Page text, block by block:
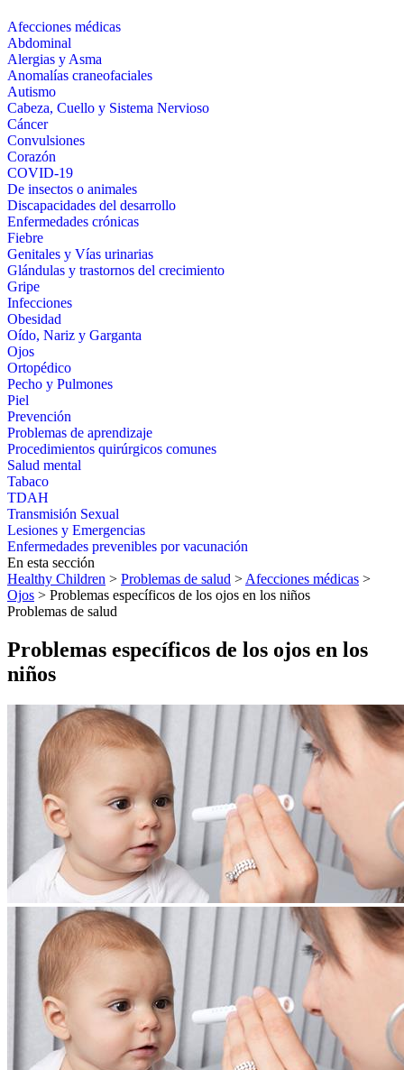
Afecciones médicas
Abdominal
Alergias y Asma
Anomalías craneofaciales
Autismo
Cabeza, Cuello y Sistema Nervioso
Cáncer
Convulsiones
Corazón
COVID-19
De insectos o animales
Discapacidades del desarrollo
Enfermedades crónicas
Fiebre
Genitales y Vías urinarias
Glándulas y trastornos del crecimiento
Gripe
Infecciones
Obesidad
Oído, Nariz y Garganta
Ojos
Ortopédico
Pecho y Pulmones
Piel
Prevención
Problemas de aprendizaje
Procedimientos quirúrgicos comunes
Salud mental
Tabaco
TDAH
Transmisión Sexual
Lesiones y Emergencias
Enfermedades prevenibles por vacunación
En esta sección
Healthy Children > Problemas de salud > Afecciones médicas >
Ojos > Problemas específicos de los ojos en los niños
Problemas de salud
Problemas específicos de los ojos en los
niños